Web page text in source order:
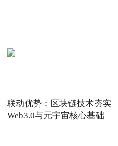
联动优势：区块链技术夯实
Web3.0与元宇宙核心基础